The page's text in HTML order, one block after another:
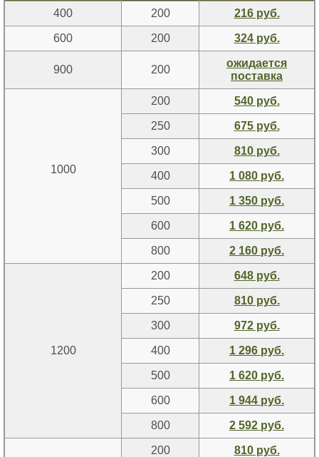
400 200 216 руб.
600 200 324 руб.
900 200
ожидается
поставка
1000
200 540 руб.
250 675 руб.
300 810 руб.
400 1 080 руб.
500 1 350 руб.
600 1 620 руб.
800 2 160 руб.
1200
200 648 руб.
250 810 руб.
300 972 руб.
400 1 296 руб.
500 1 620 руб.
600 1 944 руб.
800 2 592 руб.
200 810 руб.